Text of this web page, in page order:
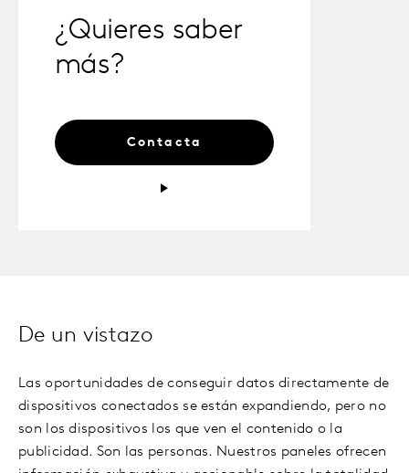
¿Quieres saber
más?
Contacta
De un vistazo
Las oportunidades de conseguir datos directamente de
dispositivos conectados se están expandiendo, pero no
son los dispositivos los que ven el contenido o la
publicidad. Son las personas. Nuestros paneles ofrecen